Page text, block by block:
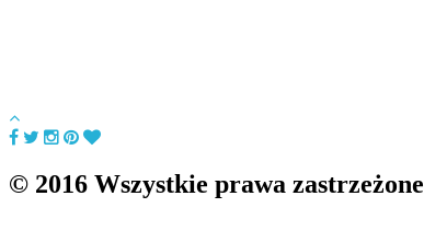
© 2016 Wszystkie prawa zastrzeżone